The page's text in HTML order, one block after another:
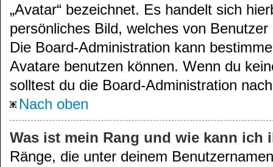
„Avatar“ bezeichnet. Es handelt sich
persönliches Bild, welches von
Die Board-Administration kann
Avatare benutzen können. Wenn du
solltest du die Board-Administration
Nach oben
Was ist mein Rang und wie kann ich
Ränge, die unter deinem